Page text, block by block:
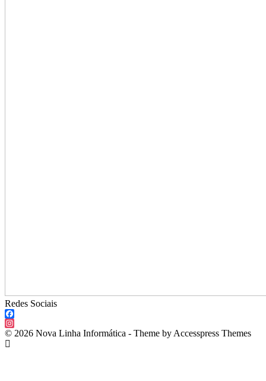
Redes Sociais
Facebook
Instagram
© 2026 Nova Linha Informática - Theme by Accesspress Themes